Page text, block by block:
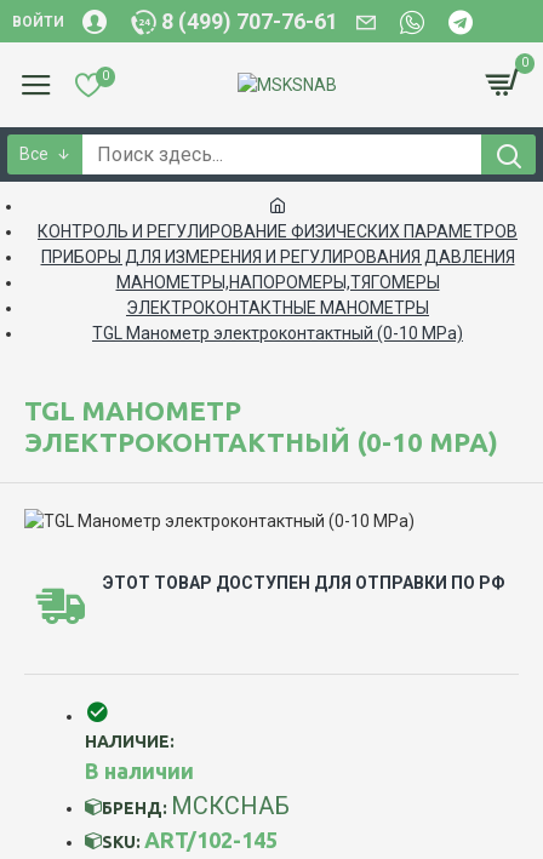
ВОЙТИ 8 (499) 707-76-61
0
0
Все
КОНТРОЛЬ И РЕГУЛИРОВАНИЕ ФИЗИЧЕСКИХ ПАРАМЕТРОВ
ПРИБОРЫ ДЛЯ ИЗМЕРЕНИЯ И РЕГУЛИРОВАНИЯ ДАВЛЕНИЯ
МАНОМЕТРЫ,НАПОРОМЕРЫ,ТЯГОМЕРЫ
ЭЛЕКТРОКОНТАКТНЫЕ МАНОМЕТРЫ
TGL Манометр электроконтактный (0-10 MPa)
TGL МАНОМЕТР
ЭЛЕКТРОКОНТАКТНЫЙ (0-10 MPA)
ЭТОТ ТОВАР ДОСТУПЕН ДЛЯ ОТПРАВКИ ПО РФ
НАЛИЧИЕ:
В наличии
БРЕНД: МСКСНАБ
SKU: ART/102-145